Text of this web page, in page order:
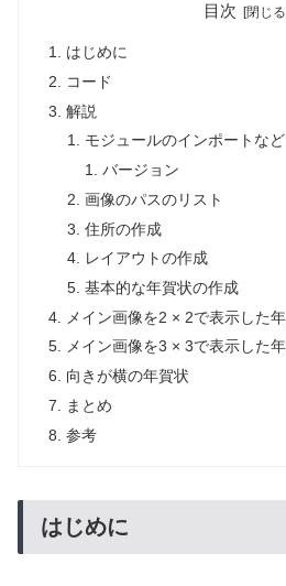
目次
はじめに
コード
解説
モジュールのインポートなど
バージョン
画像のパスのリスト
住所の作成
レイアウトの作成
基本的な年賀状の作成
メイン画像を2 × 2で表示した
メイン画像を3 × 3で表示した
向きが横の年賀状
まとめ
参考
はじめに